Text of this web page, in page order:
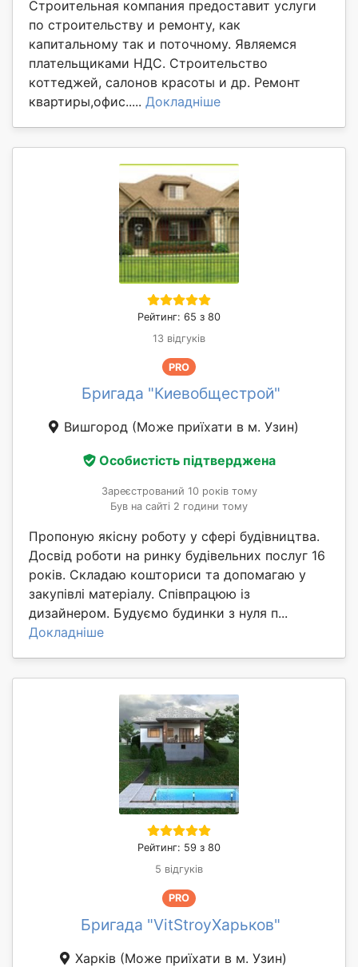
Строительная компания предоставит услуги
по строительству и ремонту, как
капитальному так и поточному. Являемся
плательщиками НДС. Строительство
коттеджей, салонов красоты и др. Ремонт
квартиры,офис..... Докладніше
Рейтинг: 65 з 80
13 відгуків
PRO
Бригада "Киевобщестрой"
Вишгород (Може приїхати в м. Узин)
Особистість підтверджена
Зареєстрований 10 років тому
Був на сайті 2 години тому
Пропоную якісну роботу у сфері будівництва.
Досвід роботи на ринку будівельних послуг 16
років. Складаю кошториси та допомагаю у
закупівлі матеріалу. Співпрацюю із
дизайнером. Будуємо будинки з нуля п...
Докладніше
Рейтинг: 59 з 80
5 відгуків
PRO
Бригада "VitStroyХарьков"
Харків (Може приїхати в м. Узин)